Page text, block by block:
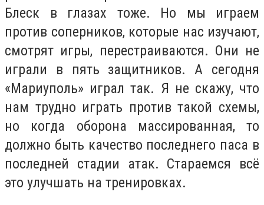
Блеск в глазах тоже. Но мы играем
против соперников, которые нас изучают,
смотрят игры, перестраиваются. Они не
играли в пять защитников. А сегодня
«Мариуполь» играл так. Я не скажу, что
нам трудно играть против такой схемы,
но когда оборона массированная, то
должно быть качество последнего паса в
последней стадии атак. Стараемся всё
это улучшать на тренировках.